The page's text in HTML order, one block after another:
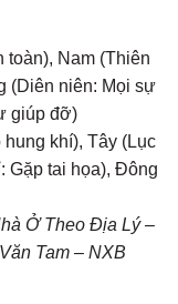
toàn), Nam (Thiên
(Diên niên: Mọi sự
giúp đỡ)
khí), Tây (Lục
Gặp tai họa), Đông
Ở Theo Địa Lý –
Tam – NXB